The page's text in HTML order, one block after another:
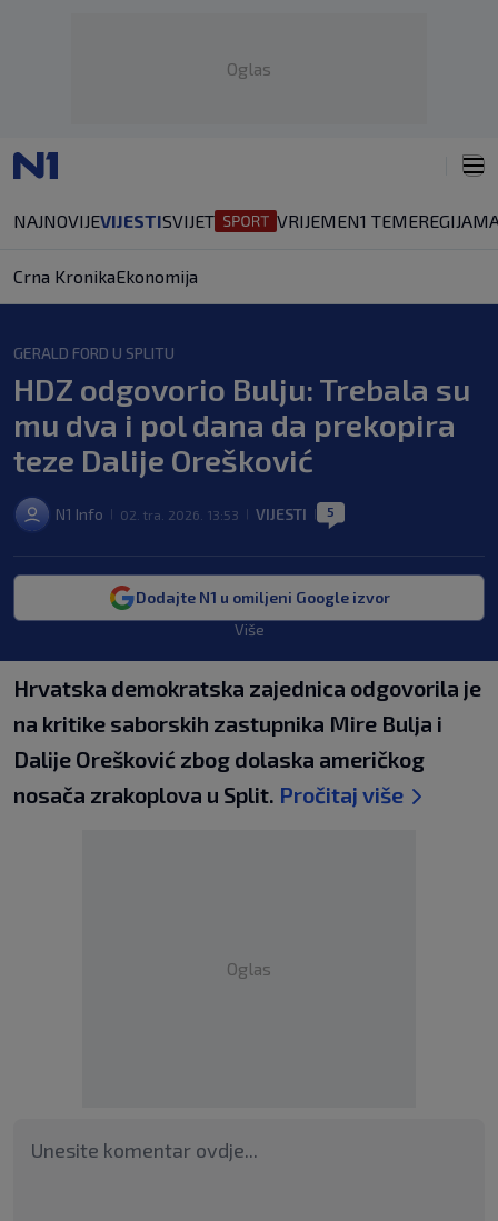
Oglas
NAJNOVIJEVIJESTISVIJET VRIJEMEN1 TEMEREGIJA
Crna KronikaEkonomija
GERALD FORD U SPLITU
HDZ odgovorio Bulju: Trebala su
mu dva i pol dana da prekopira
teze Dalije Orešković
N1 Info 02. tra. 2026. 13:53 VIJESTI 5
Dodajte N1 u omiljeni Google izvor
Više
Hrvatska demokratska zajednica odgovorila je
na kritike saborskih zastupnika Mire Bulja i
Dalije Orešković zbog dolaska američkog
nosača zrakoplova u Split. Pročitaj više
Oglas